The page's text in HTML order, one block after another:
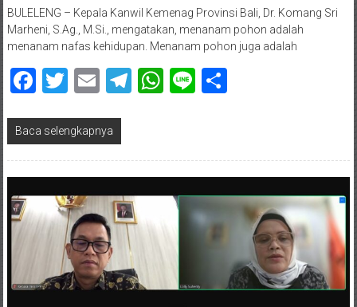
BULELENG – Kepala Kanwil Kemenag Provinsi Bali, Dr. Komang Sri
Marheni, S.Ag., M.Si., mengatakan, menanam pohon adalah
menanam nafas kehidupan. Menanam pohon juga adalah
Facebook
Twitter
EmailTelegram
WhatsApp
LineShare
Baca selengkapnya